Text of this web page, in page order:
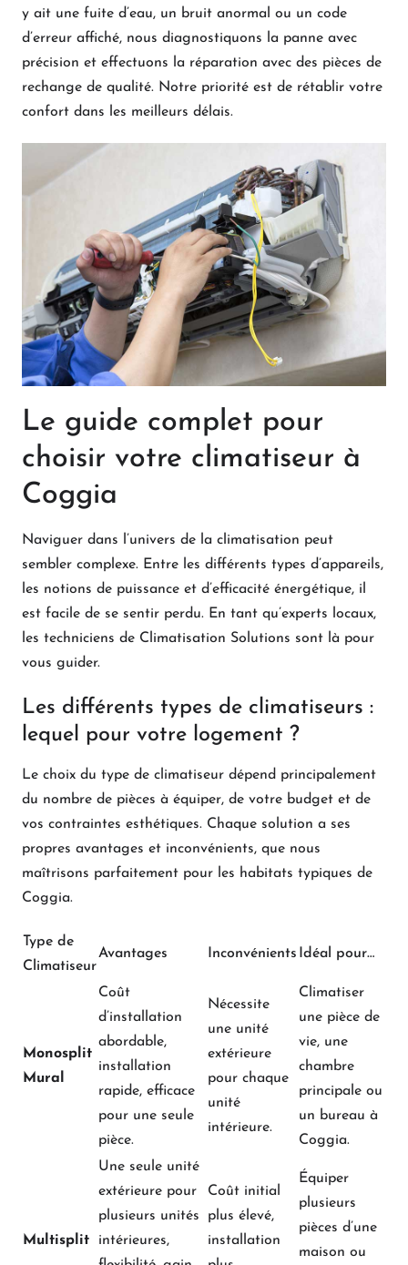
y ait une fuite d’eau, un bruit anormal ou un code
d’erreur affiché, nous diagnostiquons la panne avec
précision et effectuons la réparation avec des pièces de
rechange de qualité. Notre priorité est de rétablir votre
confort dans les meilleurs délais.
Le guide complet pour
choisir votre climatiseur à
Coggia
Naviguer dans l’univers de la climatisation peut
sembler complexe. Entre les différents types d’appareils,
les notions de puissance et d’efficacité énergétique, il
est facile de se sentir perdu. En tant qu’experts locaux,
les techniciens de Climatisation Solutions sont là pour
vous guider.
Les différents types de climatiseurs :
lequel pour votre logement ?
Le choix du type de climatiseur dépend principalement
du nombre de pièces à équiper, de votre budget et de
vos contraintes esthétiques. Chaque solution a ses
propres avantages et inconvénients, que nous
maîtrisons parfaitement pour les habitats typiques de
Coggia.
Type de
Climatiseur
Avantages Inconvénients Idéal pour…
Monosplit
Mural
Coût
d’installation
abordable,
installation
rapide, efficace
pour une seule
pièce.
Nécessite
une unité
extérieure
pour chaque
unité
intérieure.
Climatiser
une pièce de
vie, une
chambre
principale ou
un bureau à
Coggia.
Multisplit
Une seule unité
extérieure pour
plusieurs unités
intérieures,
Coût initial
plus élevé,
installation
Équiper
plusieurs
pièces d’une
maison ou